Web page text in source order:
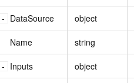
DataSource object
Name string
Inputs object